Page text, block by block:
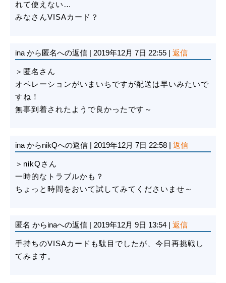
れて使えない…
みなさんVISAカード？
ina から匿名への返信 | 2019年12月 7日 22:55 | 返信
＞匿名さん
オペレーションがいまいちですが配送は早いみたいで
すね！
無事到着されたようで良かったです～
ina からnikQへの返信 | 2019年12月 7日 22:58 | 返信
＞nikQさん
一時的なトラブルかも？
ちょっと時間をおいて試してみてくださいませ～
匿名 からinaへの返信 | 2019年12月 9日 13:54 | 返信
手持ちのVISAカードも駄目でしたが、今日再挑戦し
てみます。